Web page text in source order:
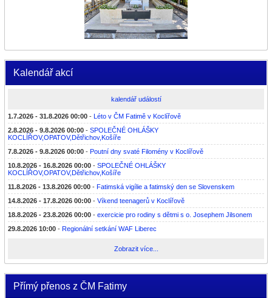
Kalendář akcí
kalendář událostí
1.7.2026 - 31.8.2026 00:00 - Léto v ČM Fatimě v Koclířově
2.8.2026 - 9.8.2026 00:00 - SPOLEČNÉ OHLÁŠKY
KOCLÍŘOV,OPATOV,Dětřichov,Košíře
7.8.2026 - 9.8.2026 00:00 - Poutní dny svaté Filomény v Koclířově
10.8.2026 - 16.8.2026 00:00 - SPOLEČNÉ OHLÁŠKY
KOCLÍŘOV,OPATOV,Dětřichov,Košíře
11.8.2026 - 13.8.2026 00:00 - Fatimská vigílie a fatimský den se Slovenskem
14.8.2026 - 17.8.2026 00:00 - Víkend teenagerů v Koclířově
18.8.2026 - 23.8.2026 00:00 - exercicie pro rodiny s dětmi s o. Josephem Jilsonem
29.8.2026 10:00 - Regionální setkání WAF Liberec
Zobrazit více...
Přímý přenos z ČM Fatimy